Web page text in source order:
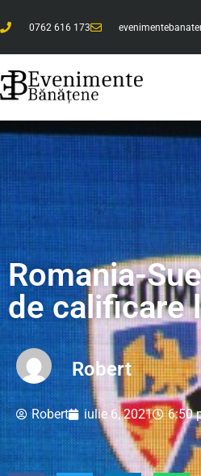
0762 616 173
Romania-
de calificare
Robert
Robert iulie 6, 2021 6:50